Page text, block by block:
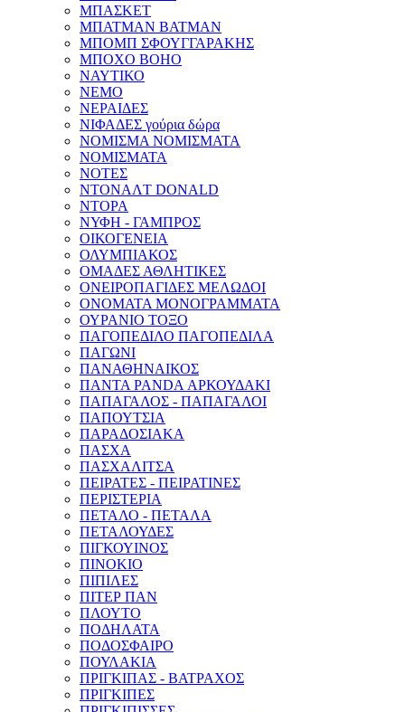
ΜΠΑΣΚΕΤ
ΜΠΑΤΜΑΝ BATMAN
ΜΠΟΜΠ ΣΦΟΥΓΓΑΡΑΚΗΣ
ΜΠΟΧΟ BOHO
ΝΑΥΤΙΚΟ
ΝΕΜΟ
ΝΕΡΑΙΔΕΣ
ΝΙΦΑΔΕΣ γούρια δώρα
ΝΟΜΙΣΜΑ ΝΟΜΙΣΜΑΤΑ
ΝΟΜΙΣΜΑΤΑ
ΝΟΤΕΣ
ΝΤΟΝΑΛT DONALD
ΝΤΟΡΑ
ΝΥΦΗ - ΓΑΜΠΡΟΣ
ΟΙΚΟΓΕΝΕΙΑ
ΟΛΥΜΠΙΑΚΟΣ
ΟΜΑΔΕΣ ΑΘΛΗΤΙΚΕΣ
ΟΝΕΙΡΟΠΑΓΙΔΕΣ ΜΕΛΩΔΟΙ
ΟΝΟΜΑΤΑ ΜΟΝΟΓΡΑΜΜΑΤΑ
ΟΥΡΑΝΙΟ ΤΟΞΟ
ΠΑΓΟΠΕΔΙΛΟ ΠΑΓΟΠΕΔΙΛΑ
ΠΑΓΩΝΙ
ΠΑΝΑΘΗΝΑΙΚΟΣ
ΠΑΝΤΑ PANDA ΑΡΚΟΥΔΑΚΙ
ΠΑΠΑΓΑΛΟΣ - ΠΑΠΑΓΑΛΟΙ
ΠΑΠΟΥΤΣΙΑ
ΠΑΡΑΔΟΣΙΑΚΑ
ΠΑΣΧΑ
ΠΑΣΧΑΛΙΤΣΑ
ΠΕΙΡΑΤΕΣ - ΠΕΙΡΑΤΙΝΕΣ
ΠΕΡΙΣΤΕΡΙΑ
ΠΕΤΑΛΟ - ΠΕΤΑΛΑ
ΠΕΤΑΛΟΥΔΕΣ
ΠΙΓΚΟΥΙΝΟΣ
ΠΙΝΟΚΙΟ
ΠΙΠΙΛΕΣ
ΠΙΤΕΡ ΠΑΝ
ΠΛΟΥΤΟ
ΠΟΔΗΛΑΤΑ
ΠΟΔΟΣΦΑΙΡΟ
ΠΟΥΛΑΚΙΑ
ΠΡΙΓΚΙΠΑΣ - ΒΑΤΡΑΧΟΣ
ΠΡΙΓΚΙΠΕΣ